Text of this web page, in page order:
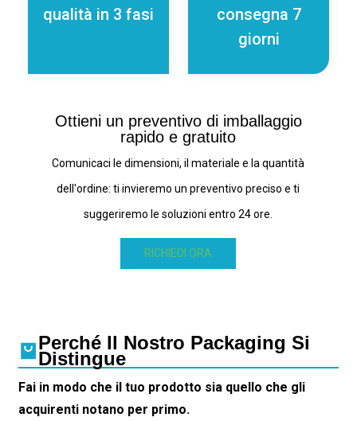
qualità in 3 fasi
consegna 7
giorni
Ottieni un preventivo di imballaggio
rapido e gratuito
Comunicaci le dimensioni, il materiale e la quantità
dell'ordine: ti invieremo un preventivo preciso e ti
suggeriremo le soluzioni entro 24 ore.
RICHIEDI ORA
Perché Il Nostro Packaging Si
Distingue
Fai in modo che il tuo prodotto sia quello che gli
acquirenti notano per primo.